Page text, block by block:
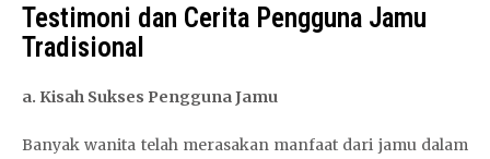
Testimoni dan Cerita Pengguna Jamu
Tradisional
a. Kisah Sukses Pengguna Jamu
Banyak wanita telah merasakan manfaat dari jamu dalam